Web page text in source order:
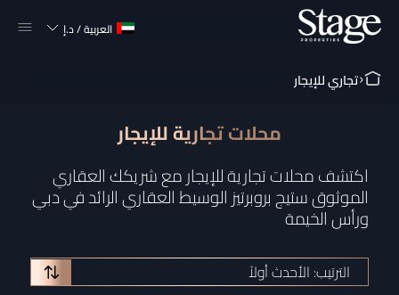
العربية/د.إ
تجاري للإيجار
محلات تجارية للإيجار
اكتشف محلات تجارية للإيجار مع شريكك العقاري
الموثوق ستيج بروبرتيز الوسيط العقاري الرائد في دبي
ورأس الخيمة
الترتيب: الأحدث أولاً